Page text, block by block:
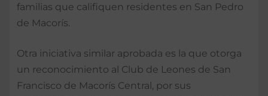
familias que califiquen residentes en San Pedro
de Macorís.
Otra iniciativa similar aprobada es la que otorga
un reconocimiento al Club de Leones de San
Francisco de Macorís Central, por sus